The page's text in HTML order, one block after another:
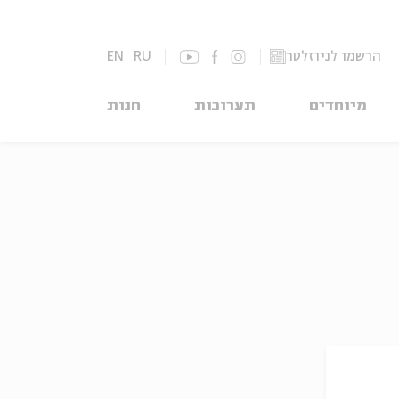
הרשמו לניוזלטר EN RU
מיוחדים תערוכות חנות